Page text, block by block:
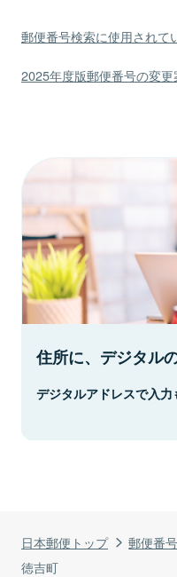
日本郵便トップ 郵便番
徳吉町
郵便番号検索に使用されて
2025年度版郵便番号の変更
住所に、デジタル
デジタルアドレスで入力